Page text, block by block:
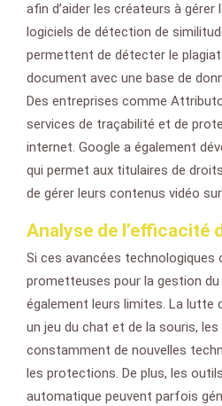
afin d’aider les créateurs à gérer
logiciels de détection de
permettent de détecter le
document avec une base de
Des entreprises comme
services de traçabilité et de
internet. Google a également
qui permet aux titulaires de
de gérer leurs contenus vidéo
Analyse de l’efficacité
Si ces avancées
prometteuses pour la gestion
également leurs limites. La lutte
un jeu du chat et de la souris,
constamment de nouvelles
les protections. De plus, les
automatique peuvent parfois